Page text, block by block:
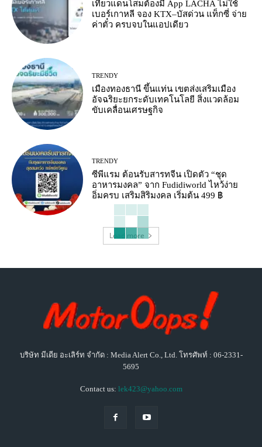
เที่ยวแดนโสมต้องมี App LACHA ไม่ใช้
เบอร์เกาหลี จอง KTX–บัสด่วน แท็กซี่ จ่าย
ค่าตั๋ว ครบจบในแอปเดียว
TRENDY
เมืองทองธานี ขึ้นแท่น เขตส่งเสริมเมือง
อัจฉริยะยกระดับเทคโนโลยี สิ่งแวดล้อม
ขับเคลื่อนเศรษฐกิจ
TRENDY
ซีพีแรม ต้อนรับสารทจีน เปิดตัว “ชุด
อาหารมงคล” จาก Fudidiworld ไหว้ง่าย
อิ่มครบ เสริมสิริมงคล เริ่มต้น 499 ฿
Load more
บริษัท มีเดีย อะเลิร์ท จำกัด : Media Alert Co., Ltd. โทรศัพท์ : 06-2331-
5695
Contact us: lek423@yahoo.com